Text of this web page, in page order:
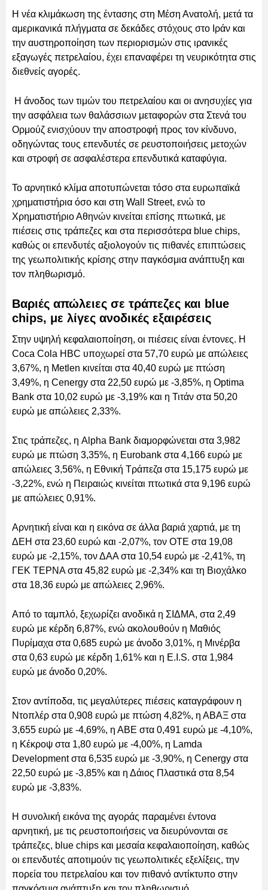
Η νέα κλιμάκωση της έντασης στη Μέση Ανατολή, μετά τα
αμερικανικά πλήγματα σε δεκάδες στόχους στο Ιράν και
την αυστηροποίηση των περιορισμών στις ιρανικές
εξαγωγές πετρελαίου, έχει επαναφέρει τη νευρικότητα στις
διεθνείς αγορές.
Η άνοδος των τιμών του πετρελαίου και οι ανησυχίες για
την ασφάλεια των θαλάσσιων μεταφορών στα Στενά του
Ορμούζ ενισχύουν την αποστροφή προς τον κίνδυνο,
οδηγώντας τους επενδυτές σε ρευστοποιήσεις μετοχών
και στροφή σε ασφαλέστερα επενδυτικά καταφύγια.
Το αρνητικό κλίμα αποτυπώνεται τόσο στα ευρωπαϊκά
χρηματιστήρια όσο και στη Wall Street, ενώ το
Χρηματιστήριο Αθηνών κινείται επίσης πτωτικά, με
πιέσεις στις τράπεζες και στα περισσότερα blue chips,
καθώς οι επενδυτές αξιολογούν τις πιθανές επιπτώσεις
της γεωπολιτικής κρίσης στην παγκόσμια ανάπτυξη και
τον πληθωρισμό.
Βαριές απώλειες σε τράπεζες και blue
chips, με λίγες ανοδικές εξαιρέσεις
Στην υψηλή κεφαλαιοποίηση, οι πιέσεις είναι έντονες. Η
Coca Cola HBC υποχωρεί στα 57,70 ευρώ με απώλειες
3,67%, η Metlen κινείται στα 40,40 ευρώ με πτώση
3,49%, η Cenergy στα 22,50 ευρώ με -3,85%, η Optima
Bank στα 10,02 ευρώ με -3,19% και η Τιτάν στα 50,20
ευρώ με απώλειες 2,33%.
Στις τράπεζες, η Alpha Bank διαμορφώνεται στα 3,982
ευρώ με πτώση 3,35%, η Eurobank στα 4,166 ευρώ με
απώλειες 3,56%, η Εθνική Τράπεζα στα 15,175 ευρώ με
-3,22%, ενώ η Πειραιώς κινείται πτωτικά στα 9,196 ευρώ
με απώλειες 0,91%.
Αρνητική είναι και η εικόνα σε άλλα βαριά χαρτιά, με τη
ΔΕΗ στα 23,60 ευρώ και -2,07%, τον ΟΤΕ στα 19,08
ευρώ με -2,15%, τον ΔΑΑ στα 10,54 ευρώ με -2,41%, τη
ΓΕΚ ΤΕΡΝΑ στα 45,82 ευρώ με -2,34% και τη Βιοχάλκο
στα 18,36 ευρώ με απώλειες 2,96%.
Από το ταμπλό, ξεχωρίζει ανοδικά η ΣΙΔΜΑ, στα 2,49
ευρώ με κέρδη 6,87%, ενώ ακολουθούν η Μαθιός
Πυρίμαχα στα 0,685 ευρώ με άνοδο 3,01%, η Μινέρβα
στα 0,63 ευρώ με κέρδη 1,61% και η E.I.S. στα 1,984
ευρώ με άνοδο 0,20%.
Στον αντίποδα, τις μεγαλύτερες πιέσεις καταγράφουν η
Ντοπλέρ στα 0,908 ευρώ με πτώση 4,82%, η ΑΒΑΞ στα
3,655 ευρώ με -4,69%, η ΑΒΕ στα 0,491 ευρώ με -4,10%,
η Κέκροψ στα 1,80 ευρώ με -4,00%, η Lamda
Development στα 6,535 ευρώ με -3,90%, η Cenergy στα
22,50 ευρώ με -3,85% και η Δάιος Πλαστικά στα 8,54
ευρώ με -3,83%.
Η συνολική εικόνα της αγοράς παραμένει έντονα
αρνητική, με τις ρευστοποιήσεις να διευρύνονται σε
τράπεζες, blue chips και μεσαία κεφαλαιοποίηση, καθώς
οι επενδυτές αποτιμούν τις γεωπολιτικές εξελίξεις, την
πορεία του πετρελαίου και τον πιθανό αντίκτυπο στην